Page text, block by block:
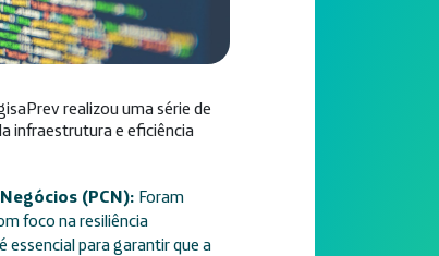
realizou uma série de
infraestrutura e eficiência
(PCN): Foram
foco na resiliência
essencial para garantir que a